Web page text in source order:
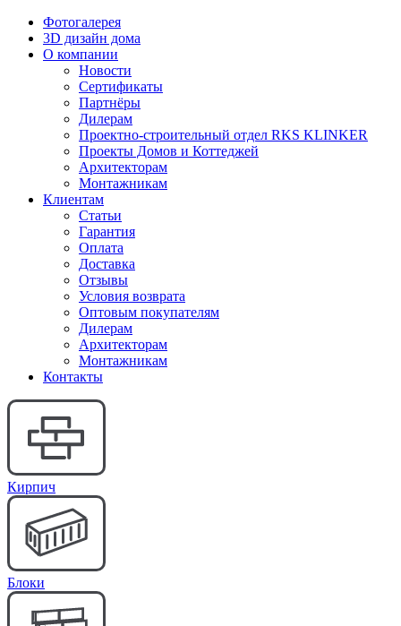
Фотогалерея
3D дизайн дома
О компании
Новости
Сертификаты
Партнёры
Дилерам
Проектно-строительный отдел RKS KLINKER
Проекты Домов и Коттеджей
Архитекторам
Монтажникам
Клиентам
Статьи
Гарантия
Оплата
Доставка
Отзывы
Условия возврата
Оптовым покупателям
Дилерам
Архитекторам
Монтажникам
Контакты
Кирпич
Блоки